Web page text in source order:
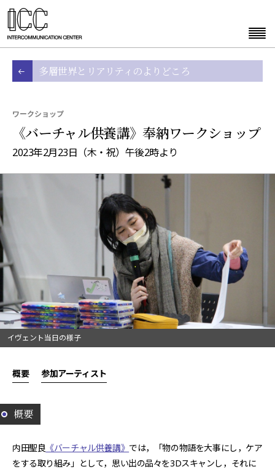
多層世界とリアリティのよりどころ
ワークショップ
《バーチャル供養講》奉納ワークショップ
2023年2月23日（木・祝）午後2時より
イヴェント当日の様子
概要 参加アーティスト
概要
内田聖良 《バーチャル供養講》 では，「物の物語を大事にし，ケア
をする取り組み」として，思い出の品々を3Dスキャンし，それに